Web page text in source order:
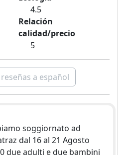
4.5
Relación
calidad/precio
5
a español
soggiornato ad
dal 16 al 21 Agosto
due adulti e due bambini